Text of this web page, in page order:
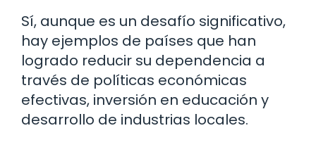
Sí, aunque es un desafío significativo,
hay ejemplos de países que han
logrado reducir su dependencia a
través de políticas económicas
efectivas, inversión en educación y
desarrollo de industrias locales.